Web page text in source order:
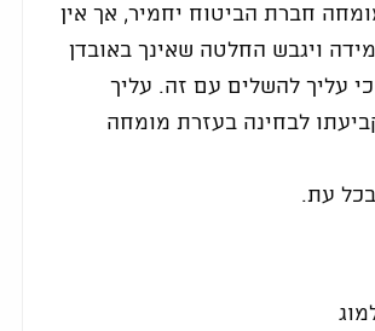
חברת הביטוח יחמיר, אך אין
ויגבש החלטה שאינך באובדן
עליך להשלים עם זה. עליך
לבחינה בעזרת מומחה
עת.